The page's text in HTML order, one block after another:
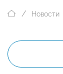
Новости